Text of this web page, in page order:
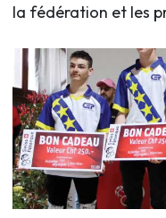
la fédération et les